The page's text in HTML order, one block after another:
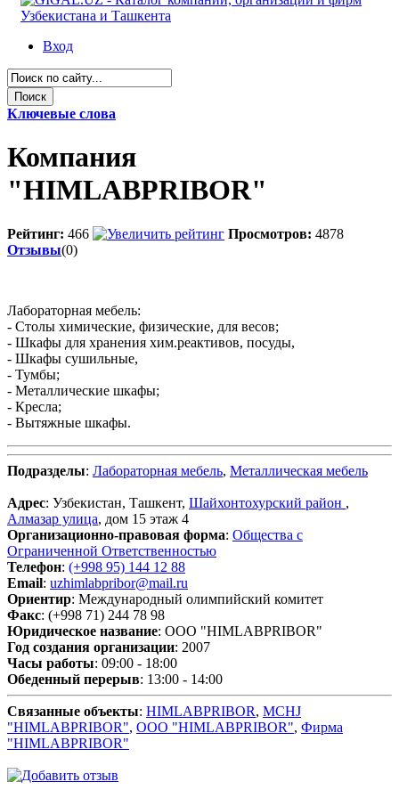
Вход
Ключевые слова
Компания
"HIMLABPRIBOR"
Рейтинг: 466 Просмотров: 4878
Отзывы(0)
Лабораторная мебель:
- Столы химические, физические, для весов;
- Шкафы для хранения хим.реактивов, посуды,
- Шкафы сушильные,
- Тумбы;
- Металлические шкафы;
- Кресла;
- Вытяжные шкафы.
Подразделы: Лабораторная мебель, Металлическая мебель
Адрес: Узбекистан, Ташкент, Шайхонтохурский район ,
Алмазар улица, дом 15 этаж 4
Организационно-правовая форма: Общества с
Ограниченной Ответственностью
Телефон: (+998 95) 144 12 88
Email: uzhimlabpribor@mail.ru
Ориентир: Международный олимпийский комитет
Факс: (+998 71) 244 78 98
Юридическое название: ООО "HIMLABPRIBOR"
Год создания организации: 2007
Часы работы: 09:00 - 18:00
Обеденный перерыв: 13:00 - 14:00
Связанные объекты: HIMLABPRIBOR, MCHJ
"HIMLABPRIBOR", ООО "HIMLABPRIBOR", Фирма
"HIMLABPRIBOR"